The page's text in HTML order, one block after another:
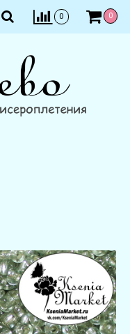
0 0